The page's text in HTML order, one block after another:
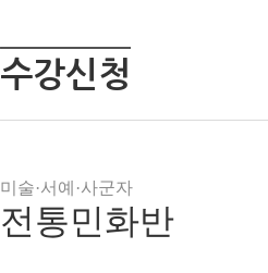
수강신청
미술·서예·사군자
전통민화반